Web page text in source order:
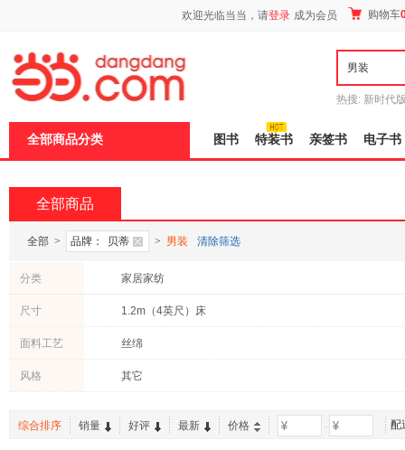
欢迎光临当当，请登录 成为会员 购物车
热搜: 新时代
全部商品分类 图书 特装书 亲签书 电子书
全部商品
全部 > 品牌： 贝蒂 > 男装 清除筛选
分类 家居家纺
尺寸 1.2m（4英尺）床
面料工艺 丝绵
风格 其它
综合排序 销量 好评 最新 价格 - 配
页
加